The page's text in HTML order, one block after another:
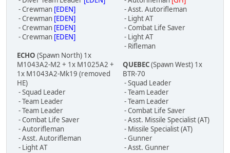
- Crewman [EDEN]
- Crewman [EDEN]
- Crewman [EDEN]
- Crewman [EDEN]
ECHO (Spawn North) 1x
M1043A2-M2 + 1x M1025A2 +
1x M1043A2-Mk19 (removed
HE)
- Squad Leader
- Team Leader
- Team Leader
- Combat Life Saver
- Autorifleman
- Asst. Autorifleman
- Light AT
- Asst. Autorifleman
- Light AT
- Combat Life Saver
- Light AT
- Rifleman
QUEBEC(Spawn West) 1x
BTR-70
- Squad Leader
- Team Leader
- Team Leader
- Combat Life Saver
- Asst. Missile Specialist (AT)
- Missile Specialist (AT)
- Gunner
- Asst. Gunner